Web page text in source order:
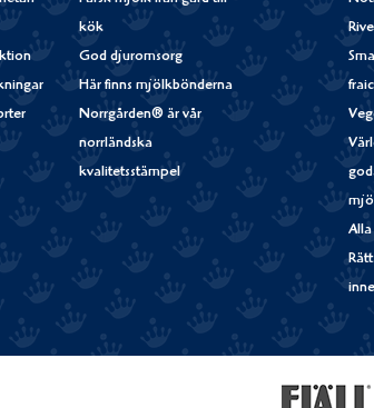
kök
God djuromsorg
Här finns mjölkbönderna
Norrgården® är vår
norrländska
kvalitetsstämpel
Alla
Rätt